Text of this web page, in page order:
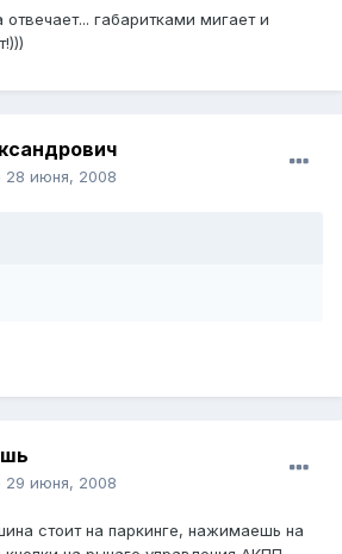
габаритками мигает и
28 июня, 2008
29 июня, 2008
стоит на паркинге, нажимаешь на